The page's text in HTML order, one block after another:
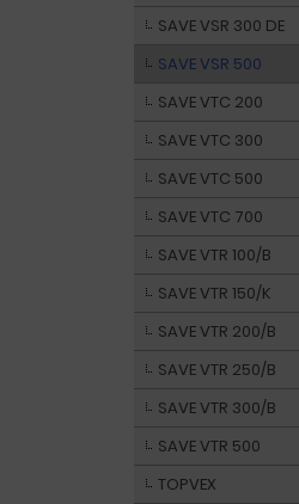
SAVE VSR 300 DE
SAVE VSR 500
SAVE VTC 200
SAVE VTC 300
SAVE VTC 500
SAVE VTC 700
SAVE VTR 100/B
SAVE VTR 150/K
SAVE VTR 200/B
SAVE VTR 250/B
SAVE VTR 300/B
SAVE VTR 500
TOPVEX